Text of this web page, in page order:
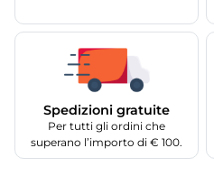
Spedizioni gratuite
Per tutti gli ordini che
superano l’importo di € 100.